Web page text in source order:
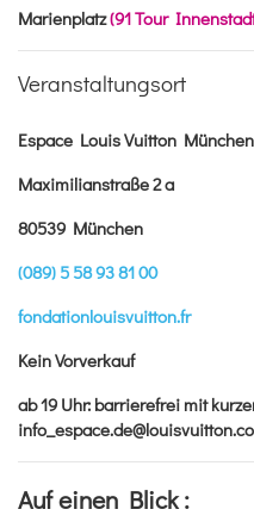
Marienplatz(91 Tour
Veranstaltungsort
Espace Louis Vuitton München
Maximilianstraße 2 a
80539 München
(089) 5 58 93 81 00
fondationlouisvuitton.fr
Kein Vorverkauf
ab 19 Uhr: barrierefrei mit
Auf einen Blick :